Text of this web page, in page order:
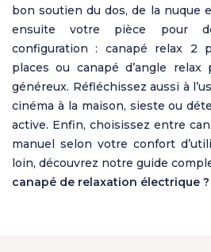
bon soutien du dos, de la nuque
ensuite votre pièce pour
configuration : canapé relax 2
places ou canapé d’angle
généreux. Réfléchissez aussi à
cinéma à la maison, sieste ou
active. Enfin, choisissez entre
manuel selon votre confort
loin, découvrez notre guide
canapé de relaxation électrique ?